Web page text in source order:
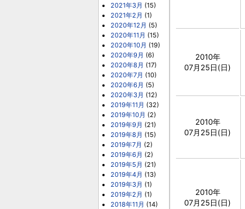
2021年3月 (15)
2021年2月 (1)
2020年12月 (5)
2020年11月 (15)
2020年10月 (19)
2020年9月 (6)
2020年8月 (17)
2020年7月 (10)
2020年6月 (5)
2020年3月 (12)
2019年11月 (32)
2019年10月 (2)
2019年9月 (21)
2019年8月 (15)
2019年7月 (2)
2019年6月 (2)
2019年5月 (21)
2019年4月 (13)
2019年3月 (1)
2019年2月 (1)
2018年11月 (14)
2010年
07月25日(日)
2010年
07月25日(日)
2010年
07月25日(日)